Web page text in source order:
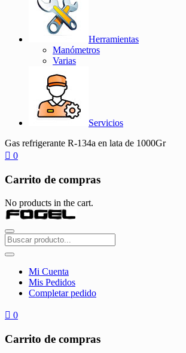
Herramientas
Manómetros
Varias
Servicios
Gas refrigerante R-134a en lata de 1000Gr
0
Carrito de compras
No products in the cart.
Mi Cuenta
Mis Pedidos
Completar pedido
0
Carrito de compras